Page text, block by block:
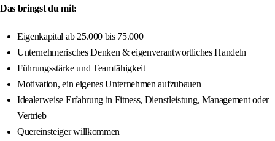
Das bringst du mit:
Eigenkapital ab 25.000 bis 75.000
Unternehmerisches Denken & eigenverantwortliches Handeln
Führungsstärke und Teamfähigkeit
Motivation, ein eigenes Unternehmen aufzubauen
Idealerweise Erfahrung in Fitness, Dienstleistung, Management oder
Vertrieb
Quereinsteiger willkommen